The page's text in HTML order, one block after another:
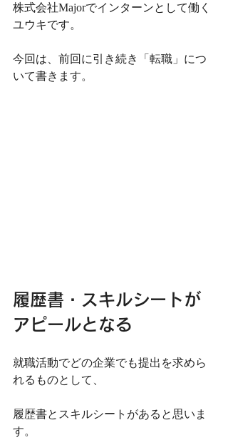
株式会社Majorでインターンとして働く
ユウキです。
今回は、前回に引き続き「転職」につ
いて書きます。
履歴書・スキルシートが
アピールとなる
就職活動でどの企業でも提出を求めら
れるものとして、
履歴書とスキルシートがあると思いま
す。